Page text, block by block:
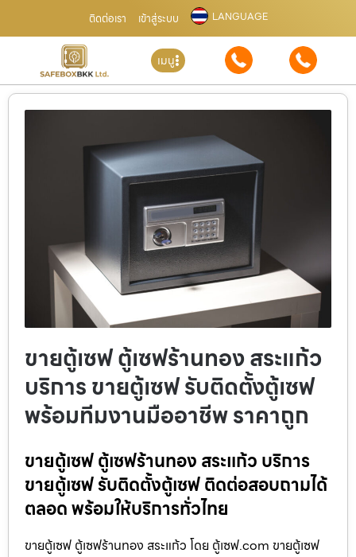
ติดต่อเรา เข้าสู่ระบบ LANGUAGE
เมนู
ขายตู้เซฟ ตู้เซฟร้านทอง สระแก้ว
บริการ ขายตู้เซฟ รับติดตั้งตู้เซฟ
พร้อมทีมงานมืออาชีพ ราคาถูก
ขายตู้เซฟ ตู้เซฟร้านทอง สระแก้ว บริการ
ขายตู้เซฟ รับติดตั้งตู้เซฟ ติดต่อสอบถามได้
ตลอด พร้อมให้บริการทั่วไทย
ขายตู้เซฟ ตู้เซฟร้านทอง สระแก้ว โดย ตู้เซฟ.com ขายตู้เซฟ